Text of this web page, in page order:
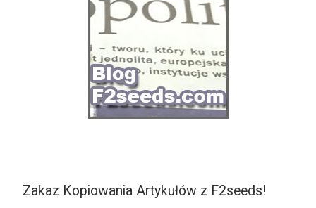
Zakaz Kopiowania Artykułów z F2seeds!